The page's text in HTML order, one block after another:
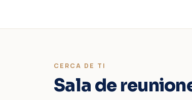
CERCA DE TI
Sala de